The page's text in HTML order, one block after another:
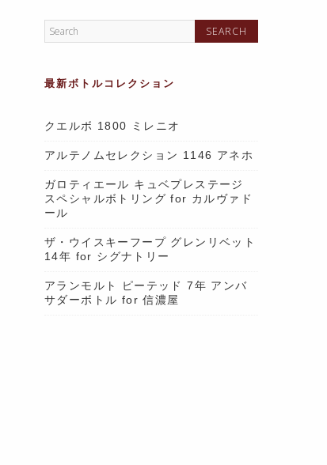
最新ボトルコレクション
クエルボ 1800 ミレニオ
アルテノムセレクション 1146 アネホ
ガロティエール キュベプレステージ
スペシャルボトリング for カルヴァド
ール
ザ・ウイスキーフープ グレンリベット
14年 for シグナトリー
アランモルト ピーテッド 7年 アンバ
サダーボトル for 信濃屋